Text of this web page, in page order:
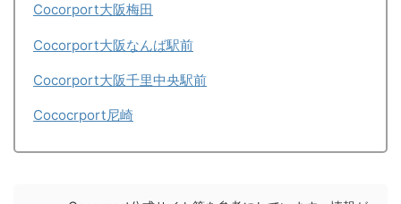
Cocorport大阪梅田
Cocorport大阪なんば駅前
Cocorport大阪千里中央駅前
Cococrport尼崎